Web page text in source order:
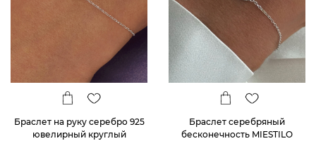
Браслет на руку серебро 925
ювелирный круглый
Браслет серебряный
бесконечность MIESTILO